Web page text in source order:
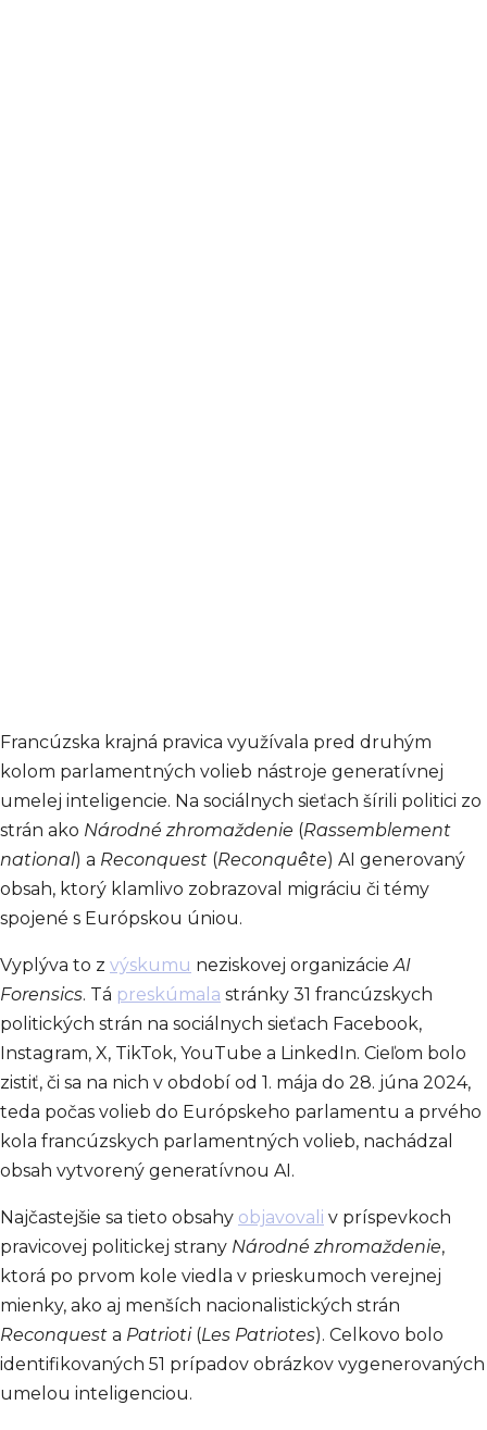
Francúzska krajná pravica využívala pred druhým
kolom parlamentných volieb nástroje generatívnej
umelej inteligencie. Na sociálnych sieťach šírili politici zo
strán ako Národné zhromaždenie (Rassemblement
national) a Reconquest (Reconquête) AI generovaný
obsah, ktorý klamlivo zobrazoval migráciu či témy
spojené s Európskou úniou.
Vyplýva to z výskumu neziskovej organizácieAI
Forensics. Tá preskúmala stránky 31 francúzskych
politických strán na sociálnych sieťach Facebook,
Instagram, X, TikTok, YouTube a LinkedIn. Cieľom bolo
zistiť, či sa na nich v období od 1. mája do 28. júna 2024,
teda počas volieb do Európskeho parlamentu a prvého
kola francúzskych parlamentných volieb, nachádzal
obsah vytvorený generatívnou AI.
Najčastejšie sa tieto obsahy objavovali v príspevkoch
pravicovej politickej strany Národné zhromaždenie,
ktorá po prvom kole viedla v prieskumoch verejnej
mienky, ako aj menších nacionalistických strán
Reconquest a Patrioti (Les Patriotes). Celkovo bolo
identifikovaných 51 prípadov obrázkov vygenerovaných
umelou inteligenciou.